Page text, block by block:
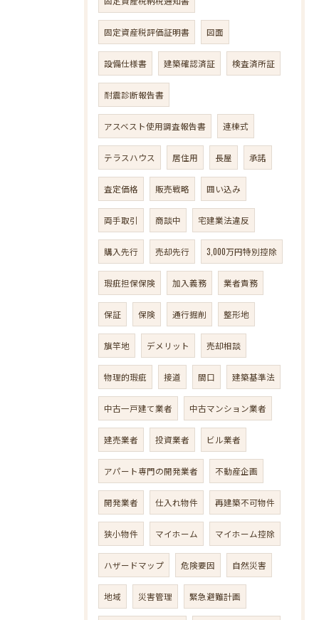
固定資産税評価証明書 図面
設備仕様書 建築確認済証 検査済所証
耐震診断報告書
アスベスト使用調査報告書 連棟式
テラスハウス 居住用 長屋 承諾
査定価格 販売戦略 囲い込み
両手取引 商談中 宅建業法違反
購入先行 売却先行 3,000万円特別控除
瑕疵担保保険 加入義務 業者責務
保証 保険 通行掘削 整形地
旗竿地 デメリット 売却相談
物理的瑕疵 接道 間口 建築基準法
中古一戸建て業者 中古マンション業者
建売業者 投資業者 ビル業者
アパート専門の開発業者 不動産企画
開発業者 仕入れ物件 再建築不可物件
狭小物件 マイホーム マイホーム控除
ハザードマップ 危険要因 自然災害
地域 災害管理 緊急避難計画